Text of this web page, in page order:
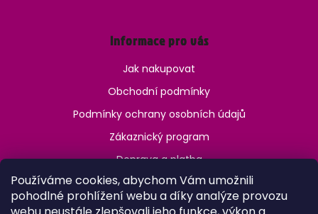
Používáme cookies, abychom Vám umožnili
pohodlné prohlížení webu a díky analýze provozu
Informace pro vás
Jak nakupovat
Obchodní podmínky
Podmínky ochrany osobních údajů
Zákaznický program
Doprava a platba
Jak ověřit věk?